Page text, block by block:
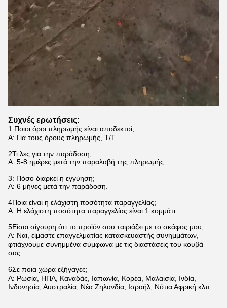
Συχνές ερωτήσεις:
1:Ποιοι όροι πληρωμής είναι αποδεκτοί;
Α: Για τους όρους πληρωμής, T/T.
2Τι λες για την παράδοση;
Α: 5-8 ημέρες μετά την παραλαβή της πληρωμής.
3: Πόσο διαρκεί η εγγύηση;
Α: 6 μήνες μετά την παράδοση.
4Ποια είναι η ελάχιστη ποσότητα παραγγελίας;
Α: Η ελάχιστη ποσότητα παραγγελίας είναι 1 κομμάτι.
5Είσαι σίγουρη ότι το προϊόν σου ταιριάζει με το σκάφος μου;
Α: Ναι, είμαστε επαγγελματίας κατασκευαστής συνημμάτων,
φτιάχνουμε συνημμένα σύμφωνα με τις διαστάσεις του κουβά
σας.
6Σε ποια χώρα εξήγαγες;
Α: Ρωσία, ΗΠΑ, Καναδάς, Ιαπωνία, Κορέα, Μαλαισία, Ινδία,
Ινδονησία, Αυστραλία, Νέα Ζηλανδία, Ισραήλ, Νότια Αφρική κλπ.